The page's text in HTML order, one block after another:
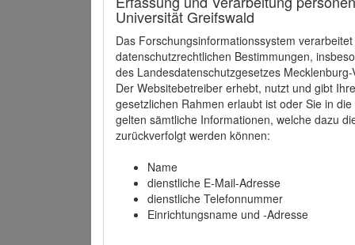
Universität Greifswald
Das Forschungsinformationssystem
datenschutzrechtlichen Bestimmungen,
des Landesdatenschutzgesetzes
Der Websitebetreiber erhebt, nutzt und gibt
gesetzlichen Rahmen erlaubt ist oder Sie in
gelten sämtliche Informationen, welche dazu
zurückverfolgt werden können:
Name
dienstliche E-Mail-Adresse
dienstliche Telefonnummer
Einrichtungsname und -Adresse